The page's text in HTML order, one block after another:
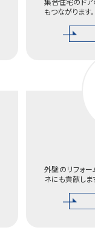
もつながります。
外壁のリフォ
ネにも貢献しま